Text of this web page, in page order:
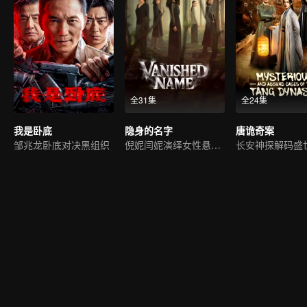
我是卧底
邹兆龙卧底对决黑组织
全31集
隐身的名字
倪妮闫妮演绎女性悬疑剧
全24集
唐诡奇案
长安神探解码盛